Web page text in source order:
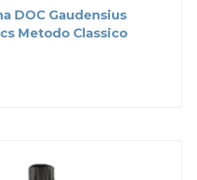
DOC Gaudensius
Metodo Classico